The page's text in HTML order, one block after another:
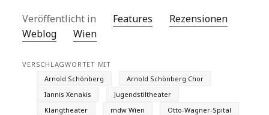
Veröffentlicht in Features
Rezensionen
Weblog
Wien
VERSCHLAGWORTET MIT
Arnold Schönberg
Arnold Schönberg Chor
Iannis Xenakis
Jugendstiltheater
Klangtheater
mdw Wien
Otto-Wagner-Spital